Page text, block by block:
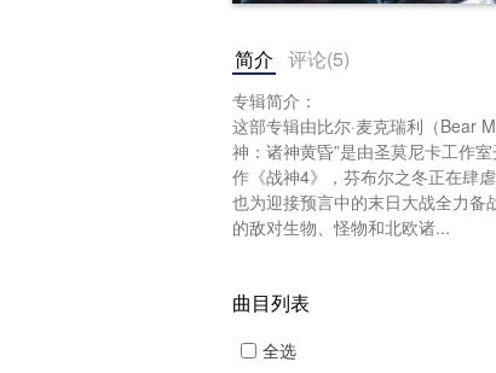
简介 评论(5)
专辑简介：
这部专辑由比尔·麦克瑞利（Bear
神：诸神黄昏”是由圣莫尼卡工作
作《战神4》，芬布尔之冬正在肆
也为迎接预言中的末日大战全力
的敌对生物、怪物和北欧诸...
曲目列表
全选